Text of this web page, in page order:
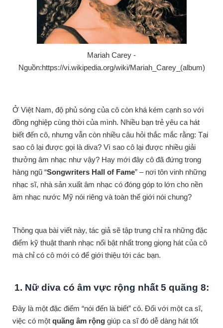
Mariah Carey -
Nguồn:https://vi.wikipedia.org/wiki/Mariah_Carey_(album)
Ở Việt Nam, độ phủ sóng của cô còn khá kém cạnh so với
đồng nghiệp cùng thời của mình. Nhiều bạn trẻ yêu ca hát
biết đến cô, nhưng vẫn còn nhiều câu hỏi thắc mắc rằng: Tại
sao cô lại được gọi là diva? Vì sao cô lại được nhiều giải
thưởng âm nhạc như vậy? Hay mới đây cô đã đứng trong
hàng ngũ “Songwriters Hall of Fame” – nơi tôn vinh những
nhạc sĩ, nhà sản xuất âm nhạc có đóng góp to lớn cho nền
âm nhạc nước Mỹ nói riêng và toàn thế giới nói chung?
Thông qua bài viết này, tác giả sẽ tập trung chỉ ra những đặc
điểm kỹ thuật thanh nhạc nổi bật nhất trong giọng hát của cô
mà chỉ có cô mới có để giới thiệu tới các bạn.
1. Nữ diva có âm vực rộng nhất 5 quãng 8:
Đây là một đặc điểm “nói đến là biết” cô. Đối với một ca sĩ,
việc có một quãng âm rộng giúp ca sĩ đó dễ dàng hát tốt